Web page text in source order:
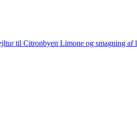
til Citronbyen Limone og smagning